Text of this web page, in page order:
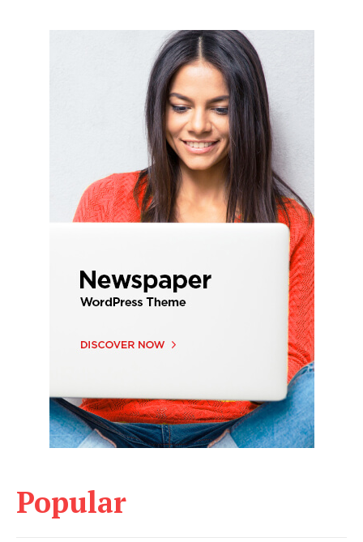
Popular